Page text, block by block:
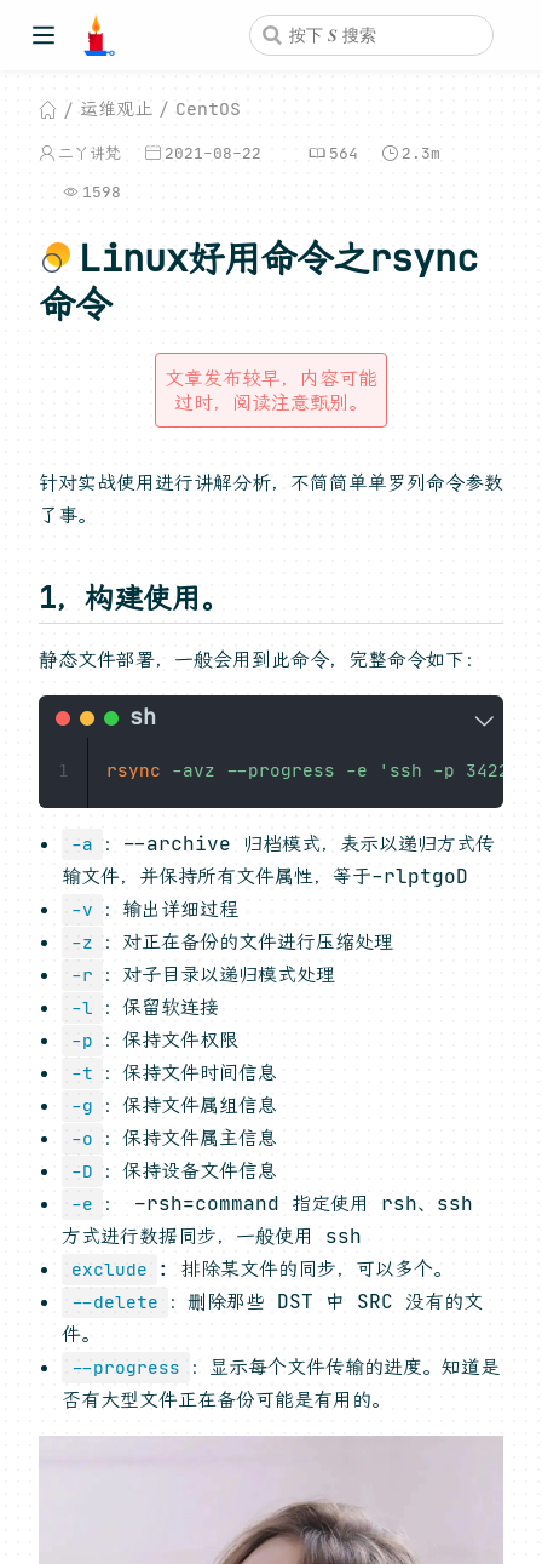
运维观止 CentOS
二丫讲梵 2021-08-22 564 2.3m
1598
Linux好用命令之rsync
命令
文章发布较早，内容可能
过时，阅读注意甄别。
针对实战使用进行讲解分析，不简简单单罗列命令参数
了事。
1，构建使用。
静态文件部署，一般会用到此命令，完整命令如下：
rsync -avz --progress -e 'ssh -p 34222'
1
-a
：--archive 归档模式，表示以递归方式传
输文件，并保持所有文件属性，等于-rlptgoD
-v ：输出详细过程
-z ：对正在备份的文件进行压缩处理
-r ：对子目录以递归模式处理
-l ：保留软连接
-p ：保持文件权限
-t ：保持文件时间信息
-g ：保持文件属组信息
-o ：保持文件属主信息
-D ：保持设备文件信息
-e
： –rsh=command 指定使用 rsh、ssh
方式进行数据同步，一般使用 ssh
exclude : 排除某文件的同步，可以多个。
--delete
：删除那些 DST 中 SRC 没有的文
件。
--progress
：显示每个文件传输的进度。知道是
否有大型文件正在备份可能是有用的。